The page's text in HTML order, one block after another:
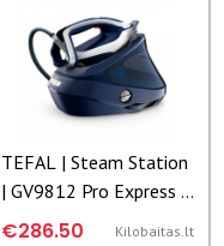
TEFAL | Steam Station
| GV9812 Pro Express |
3000 W | 1.2 L | 8.1 bar
€286.50 Kilobaitas.lt